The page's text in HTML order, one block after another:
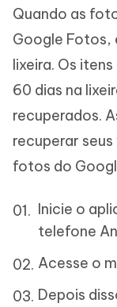
Quando as
Google Fotos,
lixeira. Os
60 dias na
recuperados.
recuperar
fotos do
Inicie o
telefone
Acesse o
Depois